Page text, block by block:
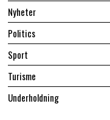
Nyheter
Politics
Sport
Turisme
Underholdning